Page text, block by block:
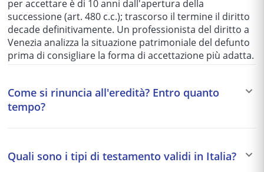
per accettare è di 10 anni dall'apertura della
successione (art. 480 c.c.); trascorso il termine il diritto
decade definitivamente. Un professionista del diritto a
Venezia analizza la situazione patrimoniale del defunto
prima di consigliare la forma di accettazione più adatta.
Come si rinuncia all'eredità? Entro quanto
tempo?
acquistare la qualità di erede. Èirrevocabile (con
Quali sono i tipi di testamento validi in Italia?